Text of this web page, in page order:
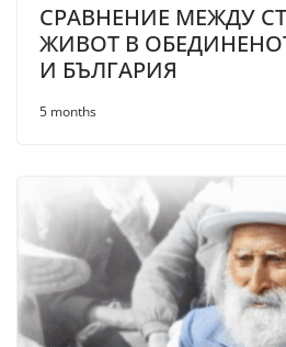
СРАВНЕНИЕ МЕЖДУ
ЖИВОТ В
И БЪЛГАРИЯ
5 months